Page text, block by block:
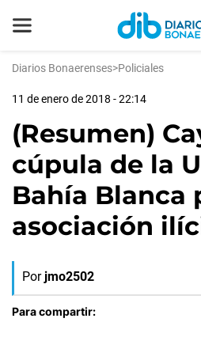
Diarios Bonaerenses>Policiales
11 de enero de 2018 - 22:14
(Resumen)
cúpula de la
Bahía Blanca
asociación
Por jmo2502
Para compartir: